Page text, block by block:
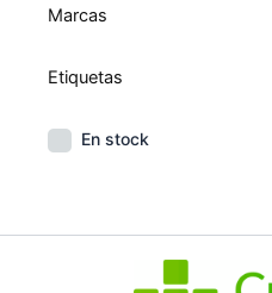
Marcas
Etiquetas
En stock